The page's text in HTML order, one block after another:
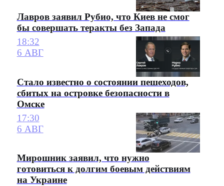
Лавров заявил Рубио, что Киев не смог
бы совершать теракты без Запада
18:32
6 АВГ
Стало известно о состоянии пешеходов,
сбитых на островке безопасности в
Омске
17:30
6 АВГ
Мирошник заявил, что нужно
готовиться к долгим боевым действиям
на Украине